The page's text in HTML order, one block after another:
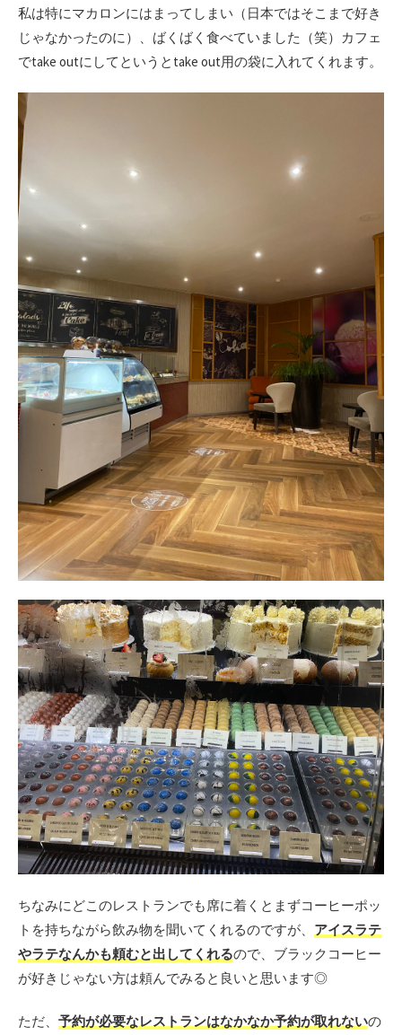
私は特にマカロンにはまってしまい（日本ではそこまで好き
じゃなかったのに）、ばくばく食べていました（笑）カフェ
でtake outにしてというとtake out用の袋に入れてくれます。
ちなみにどこのレストランでも席に着くとまずコーヒーポッ
トを持ちながら飲み物を聞いてくれるのですが、 アイスラテ
やラテなんかも頼むと出してくれるので、ブラックコーヒー
が好きじゃない方は頼んでみると良いと思います◎
ただ、 予約が必要なレストランはなかなか予約が取れないの